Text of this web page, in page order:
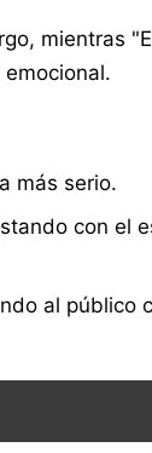
mientras
más serio.
con el
al público